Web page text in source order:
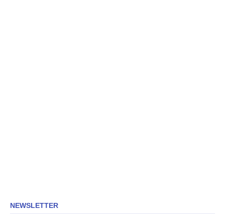
NEWSLETTER